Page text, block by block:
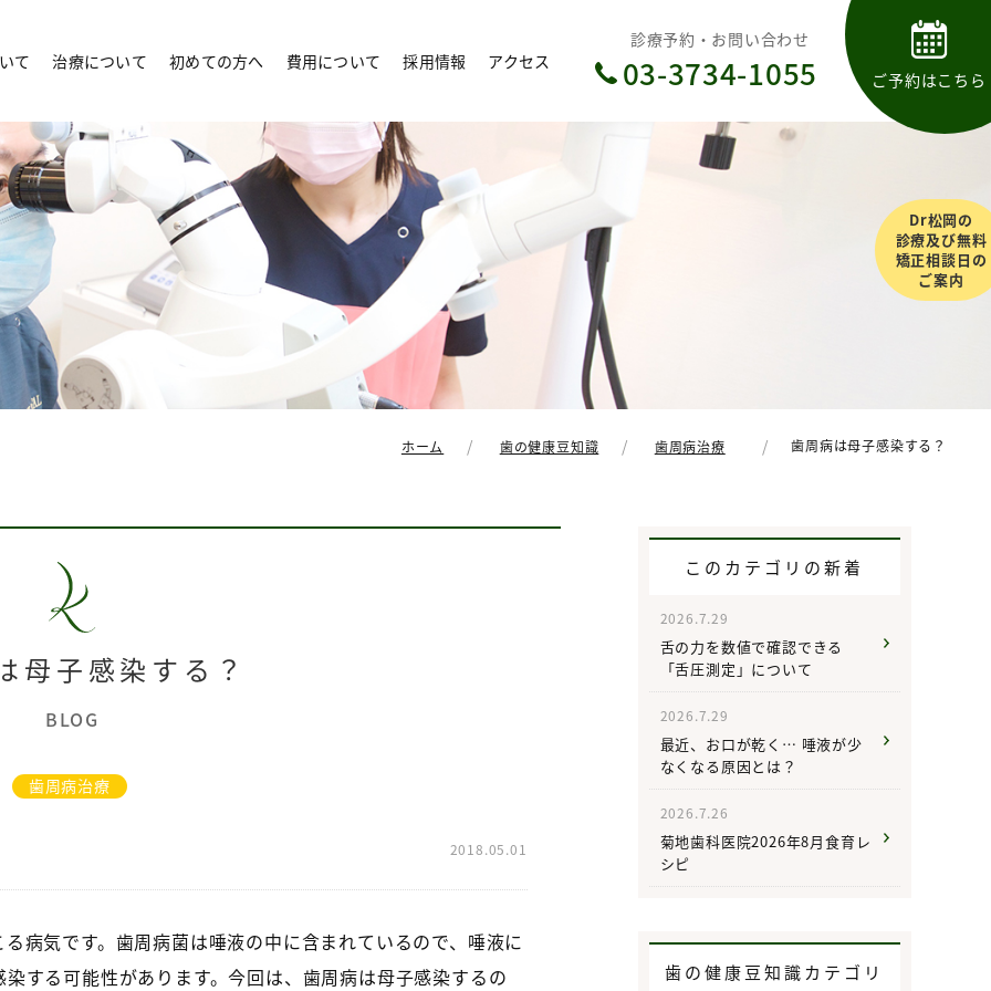
て 治療について 初めての方へ 費用について 採用情報 アクセス
診療予約・お問い合わせ
03-3734-1055 ご予約はこちら
ホーム 歯の健康豆知識 歯周病治療 歯周病は母子感染する？
母子感染する？
BLOG
歯周病治療
2018.05.01
病気です。歯周病菌は唾液の中に含まれているので、唾液に
する可能性があります。今回は、歯周病は母子感染するの
このカテゴリの新着
2026.7.29
舌の力を数値で確認できる
「舌圧測定」について
2026.7.29
最近、お口が乾く… 唾液が少
なくなる原因とは？
2026.7.26
菊地歯科医院2026年8月食育レ
シピ
歯の健康豆知識カテゴリ
Dr松岡の
診療及び無料
矯正相談日の
ご案内